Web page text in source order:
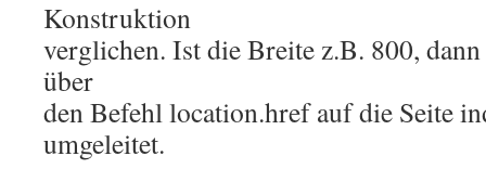
Konstruktion
verglichen. Ist die Breite z.B. 800,
über
den Befehl location.href auf die Seite
umgeleitet.